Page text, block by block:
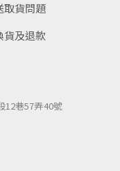
取貨問題
貨及退款
12巷57弄40號